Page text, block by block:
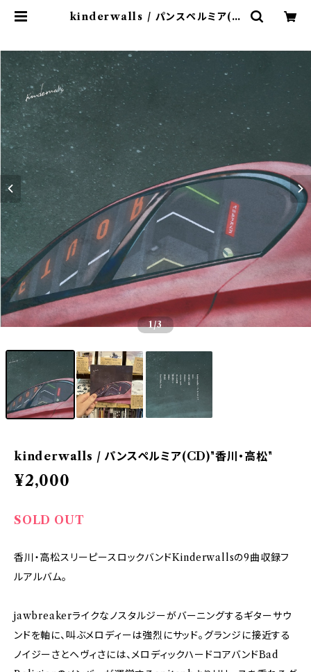
kinderwalls / パンスペルミア(C
1/3
kinderwalls / パンスペルミア(CD)"香川・高松"
¥2,000
SOLD OUT
香川・高松スリーピースロックバンドKinderwallsの9曲収録フ
ルアルバム。
jawbreakerライクなノスタルジーがバーニングするギターサウ
ンドを軸に、叫ぶメロディーは強烈にサッド。グランジに接近する
ノイジーさとヘヴィさには、メロディックハードコアバンドBad